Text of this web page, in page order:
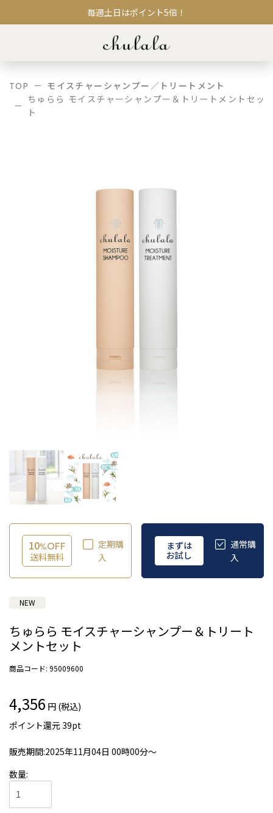
毎週土日はポイント5倍！
TOP
モイスチャーシャンプー／トリートメント
ちゅらら モイスチャーシャンプー＆トリートメントセッ
ト
10%OFF
送料無料
定期購
入
まずは
お試し
通常購
入
NEW
ちゅらら モイスチャーシャンプー＆トリート
メントセット
商品コード: 95009600
4,356 円 (税込)
ポイント還元39pt
販売期間:2025年11月04日 00時00分～
数量: